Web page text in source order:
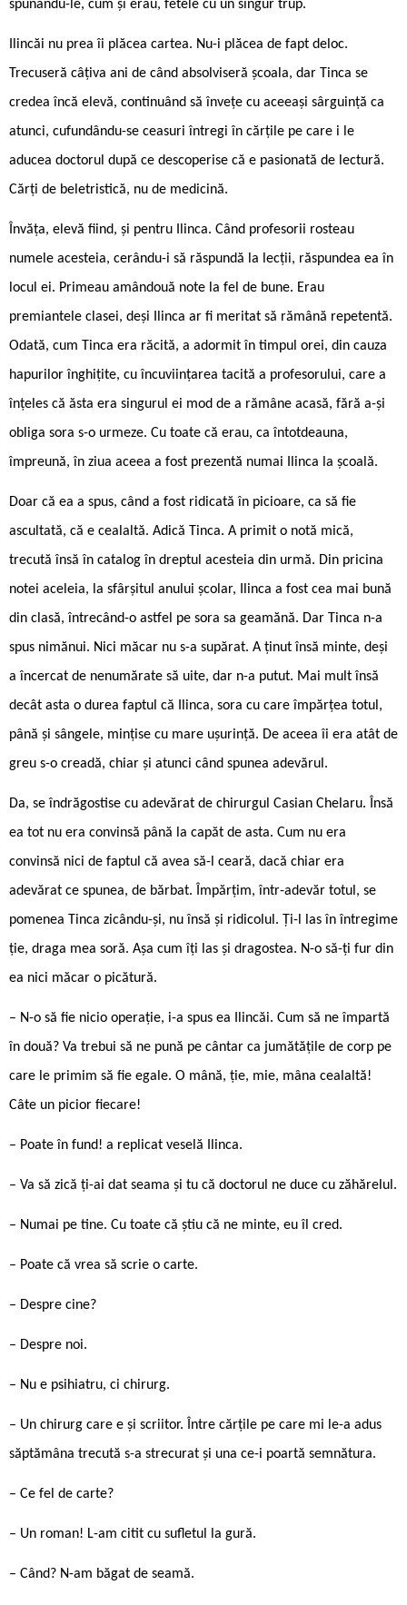
spunându-le, cum și erau, fetele cu un singur trup.
Ilincăi nu prea îi plăcea cartea. Nu-i plăcea de fapt deloc.
Trecuseră câțiva ani de când absolviseră școala, dar Tinca se
credea încă elevă, continuând să învețe cu aceeași sârguință ca
atunci, cufundându-se ceasuri întregi în cărțile pe care i le
aducea doctorul după ce descoperise că e pasionată de lectură.
Cărți de beletristică, nu de medicină.
Învăța, elevă fiind, și pentru Ilinca. Când profesorii rosteau
numele acesteia, cerându-i să răspundă la lecții, răspundea ea în
locul ei. Primeau amândouă note la fel de bune. Erau
premiantele clasei, deși Ilinca ar fi meritat să rămână repetentă.
Odată, cum Tinca era răcită, a adormit în timpul orei, din cauza
hapurilor înghițite, cu încuviințarea tacită a profesorului, care a
înțeles că ăsta era singurul ei mod de a rămâne acasă, fără a-și
obliga sora s-o urmeze. Cu toate că erau, ca întotdeauna,
împreună, în ziua aceea a fost prezentă numai Ilinca la școală.
Doar că ea a spus, când a fost ridicată în picioare, ca să fie
ascultată, că e cealaltă. Adică Tinca. A primit o notă mică,
trecută însă în catalog în dreptul acesteia din urmă. Din pricina
notei aceleia, la sfârșitul anului școlar, Ilinca a fost cea mai bună
din clasă, întrecând-o astfel pe sora sa geamănă. Dar Tinca n-a
spus nimănui. Nici măcar nu s-a supărat. A ținut însă minte, deși
a încercat de nenumărate să uite, dar n-a putut. Mai mult însă
decât asta o durea faptul că Ilinca, sora cu care împărțea totul,
până și sângele, mințise cu mare ușurință. De aceea îi era atât de
greu s-o creadă, chiar și atunci când spunea adevărul.
Da, se îndrăgostise cu adevărat de chirurgul Casian Chelaru. Însă
ea tot nu era convinsă până la capăt de asta. Cum nu era
convinsă nici de faptul că avea să-l ceară, dacă chiar era
adevărat ce spunea, de bărbat. Împărțim, într-adevăr totul, se
pomenea Tinca zicându-și, nu însă și ridicolul. Ți-l las în întregime
ție, draga mea soră. Așa cum îți las și dragostea. N-o să-ți fur din
ea nici măcar o picătură.
– N-o să fie nicio operație, i-a spus ea Ilincăi. Cum să ne împartă
în două? Va trebui să ne pună pe cântar ca jumătățile de corp pe
care le primim să fie egale. O mână, ție, mie, mâna cealaltă!
Câte un picior fiecare!
– Poate în fund! a replicat veselă Ilinca.
– Va să zică ți-ai dat seama și tu că doctorul ne duce cu zăhărelul.
– Numai pe tine. Cu toate că știu că ne minte, eu îl cred.
– Poate că vrea să scrie o carte.
– Despre cine?
– Despre noi.
– Nu e psihiatru, ci chirurg.
– Un chirurg care e și scriitor. Între cărțile pe care mi le-a adus
săptămâna trecută s-a strecurat și una ce-i poartă semnătura.
– Ce fel de carte?
– Un roman! L-am citit cu sufletul la gură.
– Când? N-am băgat de seamă.